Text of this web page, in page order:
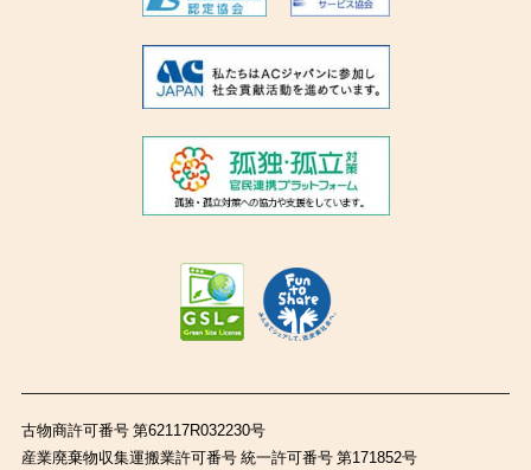
古物商許可番号 第62117R032230号
産業廃棄物収集運搬業許可番号 統一許可番号 第171852号